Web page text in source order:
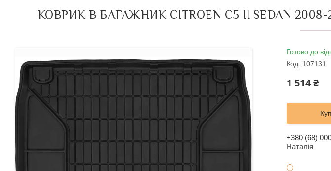
КОВРИК В БАГАЖНИК CITROEN C5 II SEDAN 2008-
Готово до
Код: 107131
1 514 ₴
+380 (68)
Наталія